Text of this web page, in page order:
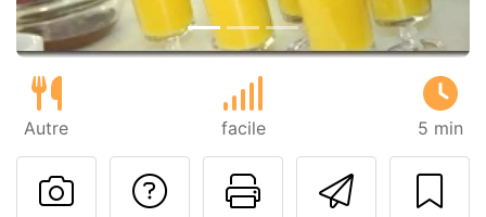
Autre facile 5 min
Imprimer
Poser une